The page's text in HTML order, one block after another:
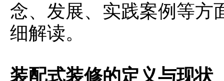
念、发展、实践案例等方
细解读。
装配式装修的定义与现状